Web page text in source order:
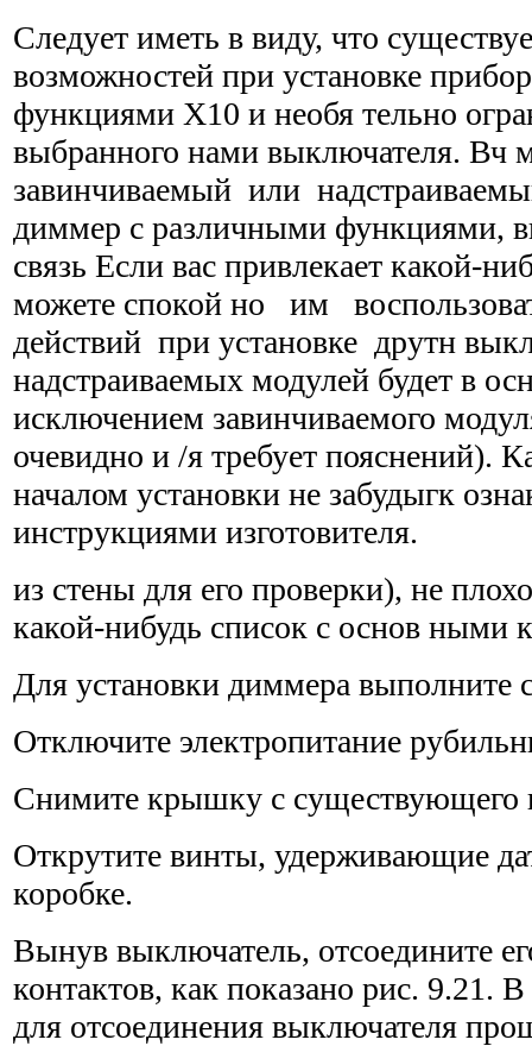
Следует иметь в виду, что
возможно­стей при установке
функциями Х10 и необя тельно
выбранного нами выключателя. Вч
завинчиваемый или
диммер с различными функциями,
связь Если вас привлекает какой-
можете спокой но им
действий при установке друтн
надстраиваемых модулей будет в
исключением завинчиваемого
очевидно и /я требует пояснений).
началом установки не забудыгк
инструкциями изготовителя.
из стены для его проверки), не
какой-нибудь список с основ ными
Для установки диммера
Отключите электропитание
Снимите крышку с существующего
Открутите винты, удерживающие
коробке.
Вынув выключатель, отсоедините
контактов, как показано рис. 9.21.
для отсоединения выключателя